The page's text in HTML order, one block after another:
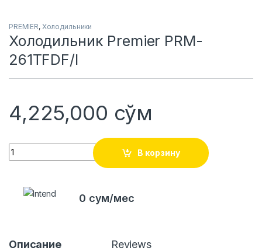
PREMIER, Холодильники
Холодильник Premier PRM-
261TFDF/I
4,225,000 сўм
Quantity
В корзину
0 сум/мес
Описание Reviews